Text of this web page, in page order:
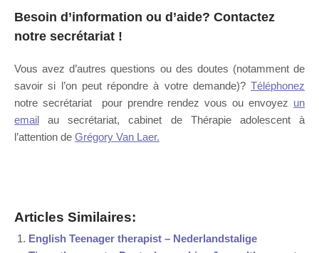
Besoin d’information ou d’aide? Contactez
notre secrétariat !
Vous avez d’autres questions ou des doutes (notamment de
savoir si l’on peut répondre à votre demande)? Téléphonez
notre secrétariat pour prendre rendez vous ou envoyez un
email au secrétariat, cabinet de Thérapie adolescent à
l’attention de Grégory Van Laer.
Articles Similaires:
English Teenager therapist – Nederlandstalige